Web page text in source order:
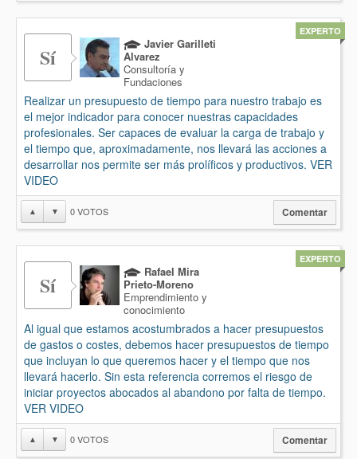
Sí
Javier Garilleti
Alvarez
Consultoría y
Fundaciones
Realizar un presupuesto de tiempo para nuestro trabajo es
el mejor indicador para conocer nuestras capacidades
profesionales. Ser capaces de evaluar la carga de trabajo y
el tiempo que, aproximadamente, nos llevará las acciones a
desarrollar nos permite ser más prolíficos y productivos. VER
VIDEO
EXPERTO
▲ ▼ 0VOTOS Comentar
Sí
Rafael Mira
Prieto-Moreno
Emprendimiento y
conocimiento
Al igual que estamos acostumbrados a hacer presupuestos
de gastos o costes, debemos hacer presupuestos de tiempo
que incluyan lo que queremos hacer y el tiempo que nos
llevará hacerlo. Sin esta referencia corremos el riesgo de
iniciar proyectos abocados al abandono por falta de tiempo.
VER VIDEO
EXPERTO
▲ ▼ 0VOTOS Comentar